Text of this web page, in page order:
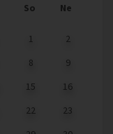
So Ne
1
2
8
9
15
16
22
23